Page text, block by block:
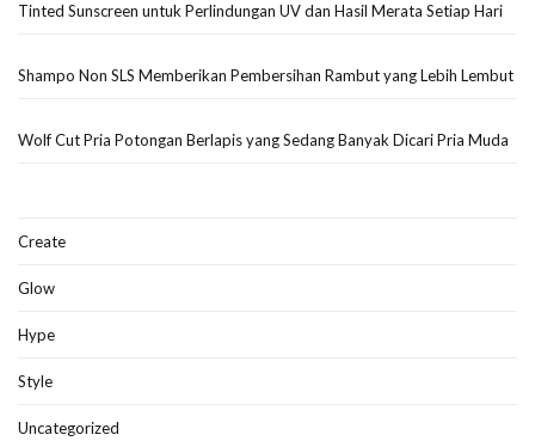
Tinted Sunscreen untuk Perlindungan UV dan Hasil Merata Setiap Hari
Shampo Non SLS Memberikan Pembersihan Rambut yang Lebih Lembut
Wolf Cut Pria Potongan Berlapis yang Sedang Banyak Dicari Pria Muda
Create
Glow
Hype
Style
Uncategorized